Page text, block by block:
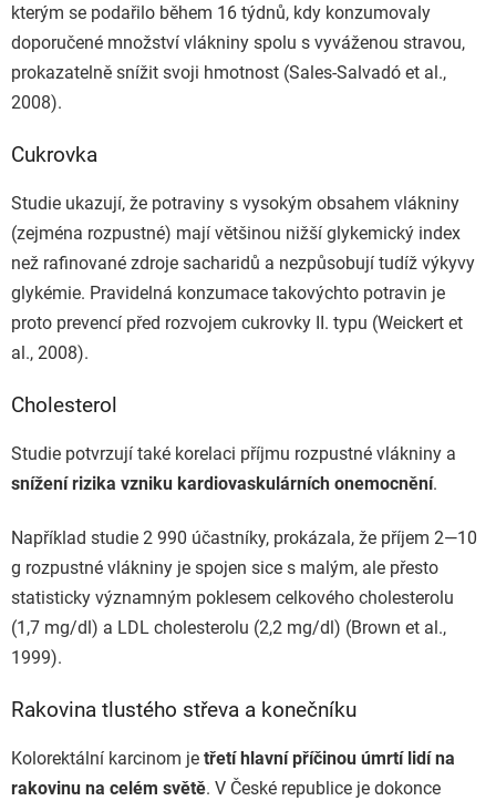
kterým se podařilo během 16 týdnů, kdy konzumovaly
doporučené množství vlákniny spolu s vyváženou stravou,
prokazatelně snížit svoji hmotnost (Sales-Salvadó et al.,
2008).
Cukrovka
Studie ukazují, že potraviny s vysokým obsahem vlákniny
(zejména rozpustné) mají většinou nižší glykemický index
než rafinované zdroje sacharidů a nezpůsobují tudíž výkyvy
glykémie. Pravidelná konzumace takovýchto potravin je
proto prevencí před rozvojem cukrovky II. typu (Weickert et
al., 2008).
Cholesterol
Studie potvrzují také korelaci příjmu rozpustné vlákniny a
snížení rizika vzniku kardiovaskulárních onemocnění.
Například studie 2 990 účastníky, prokázala, že příjem 2—10
g rozpustné vlákniny je spojen sice s malým, ale přesto
statisticky významným poklesem celkového cholesterolu
(1,7 mg/dl) a LDL cholesterolu (2,2 mg/dl) (Brown et al.,
1999).
Rakovina tlustého střeva a konečníku
Kolorektální karcinom je třetí hlavní příčinou úmrtí lidí na
rakovinu na celém světě. V České republice je dokonce